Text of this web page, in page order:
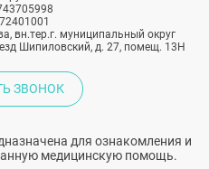
вн.тер.г. муниципальный округ
Шипиловский, д. 27, помещ. 13Н
ЗВОНОК
для ознакомления и
медицинскую помощь.